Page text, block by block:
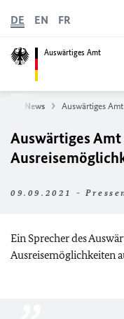
Auswärtiges Amt
DE EN FR
News Auswärtiges
Auswärtiges Amt
09.09.2021 -
Ein Sprecher des
Ausreisemöglichkeiten